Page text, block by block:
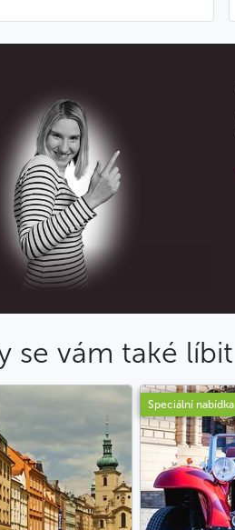
se vám také líbit
Speciální nabídka